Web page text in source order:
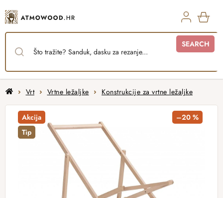
to
content
SEARCH
Home
Vrt Vrtne ležaljke Konstrukcije za vrtne ležaljke
Akcija
Tip
–20 %